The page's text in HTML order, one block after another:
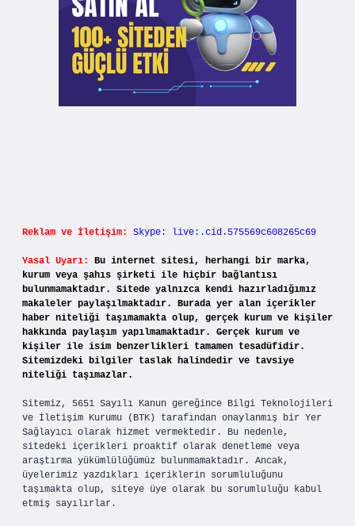
Reklam ve İletişim: Skype: live:.cid.575569c608265c69
Yasal Uyarı:
Bu internet sitesi, herhangi bir marka,
kurum veya şahıs şirketi ile hiçbir bağlantısı
bulunmamaktadır. Sitede yalnızca kendi hazırladığımız
makaleler paylaşılmaktadır. Burada yer alan içerikler
haber niteliği taşımamakta olup, gerçek kurum ve kişiler
hakkında paylaşım yapılmamaktadır. Gerçek kurum ve
kişiler ile isim benzerlikleri tamamen tesadüfidir.
Sitemizdeki bilgiler taslak halindedir ve tavsiye
niteliği taşımazlar.
Sitemiz, 5651 Sayılı Kanun gereğince Bilgi Teknolojileri
ve İletişim Kurumu (BTK) tarafından onaylanmış bir Yer
Sağlayıcı olarak hizmet vermektedir. Bu nedenle,
sitedeki içerikleri proaktif olarak denetleme veya
araştırma yükümlülüğümüz bulunmamaktadır. Ancak,
üyelerimiz yazdıkları içeriklerin sorumluluğunu
taşımakta olup, siteye üye olarak bu sorumluluğu kabul
etmiş sayılırlar.